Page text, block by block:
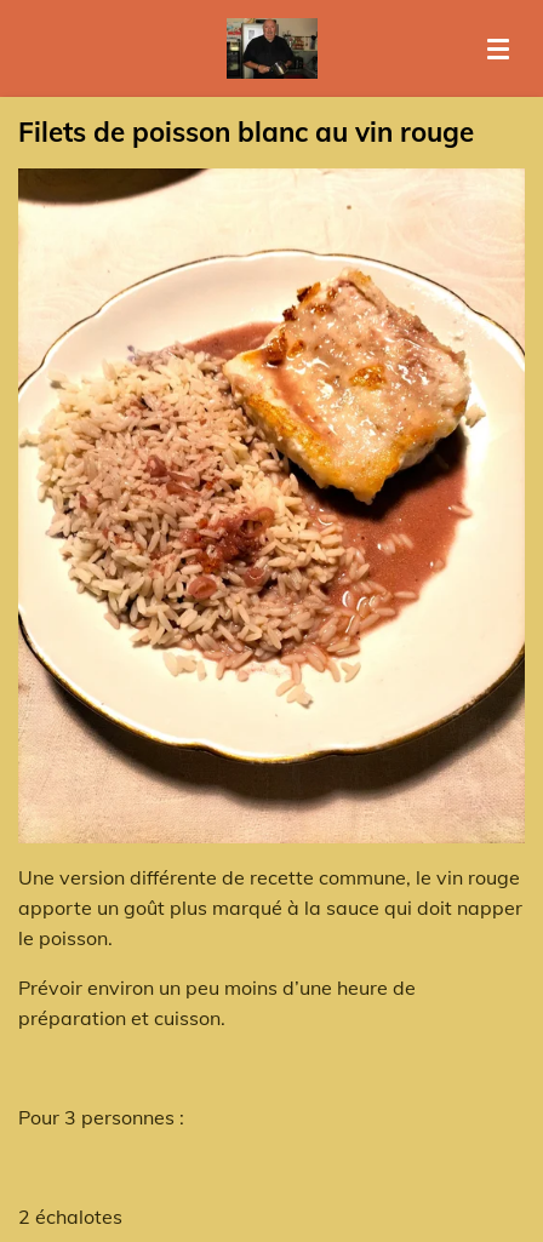
principal
Filets de poisson blanc au vin rouge
Une version différente de recette commune, le vin rouge
apporte un goût plus marqué à la sauce qui doit napper
le poisson.
Prévoir environ un peu moins d’une heure de
préparation et cuisson.
Pour 3 personnes :
2 échalotes